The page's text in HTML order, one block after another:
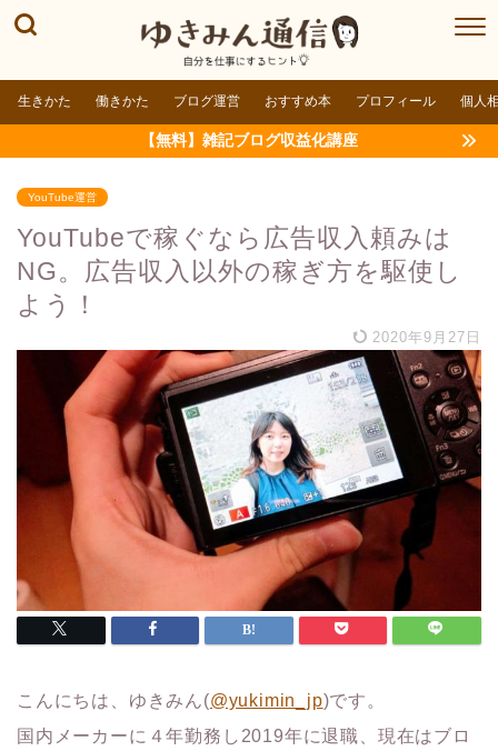
生きかた 働きかた ブログ運営 おすすめ本 プロフィール 個人
【無料】雑記ブログ収益化講座
YouTube運営
YouTubeで稼ぐなら広告収入頼みは
NG。広告収入以外の稼ぎ方を駆使し
よう！
2020年9月27日
こんにちは、ゆきみん(@yukimin_jp)です。
国内メーカーに４年勤務し2019年に退職、現在はブロ